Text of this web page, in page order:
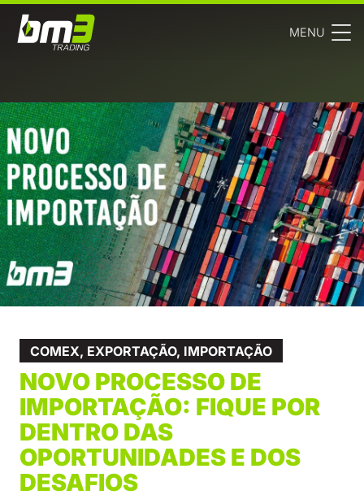
MENU
COMEX, EXPORTAÇÃO, IMPORTAÇÃO
NOVO PROCESSO DE
IMPORTAÇÃO: FIQUE POR
DENTRO DAS
OPORTUNIDADES E DOS
DESAFIOS